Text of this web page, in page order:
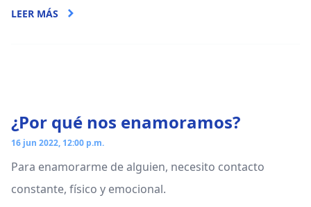
LEER MÁS
¿Por qué nos enamoramos?
16 jun 2022, 12:00 p.m.
Para enamorarme de alguien, necesito contacto
constante, físico y emocional.